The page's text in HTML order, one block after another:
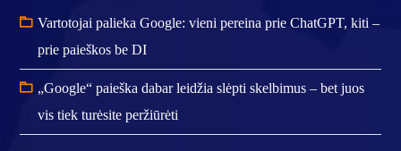
Vartotojai palieka Google: vieni pereina prie ChatGPT, kiti –
prie paieškos be DI
„Google“ paieška dabar leidžia slėpti skelbimus – bet juos
vis tiek turėsite peržiūrėti